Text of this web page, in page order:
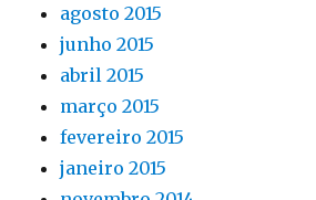
agosto 2015
junho 2015
abril 2015
março 2015
fevereiro 2015
janeiro 2015